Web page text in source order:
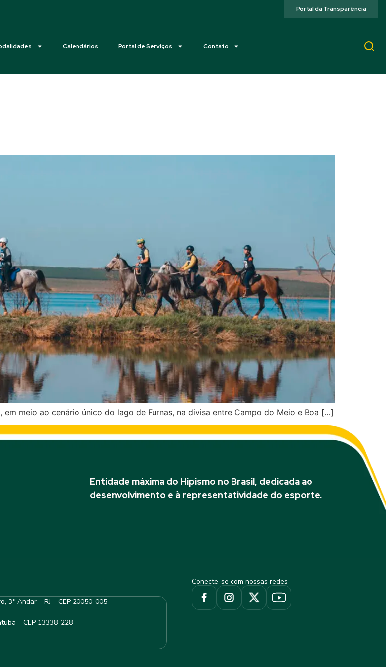
Portal da Transparência
Calendários Portal de Serviços Contato
em meio ao cenário único do lago de Furnas, na divisa entre Campo do Meio e Boa […]
Entidade máxima do Hipismo no Brasil, dedicada ao
desenvolvimento e à representatividade do esporte.
3° Andar – RJ – CEP 20050-005
– CEP 13338-228
Conecte-se com nossas redes